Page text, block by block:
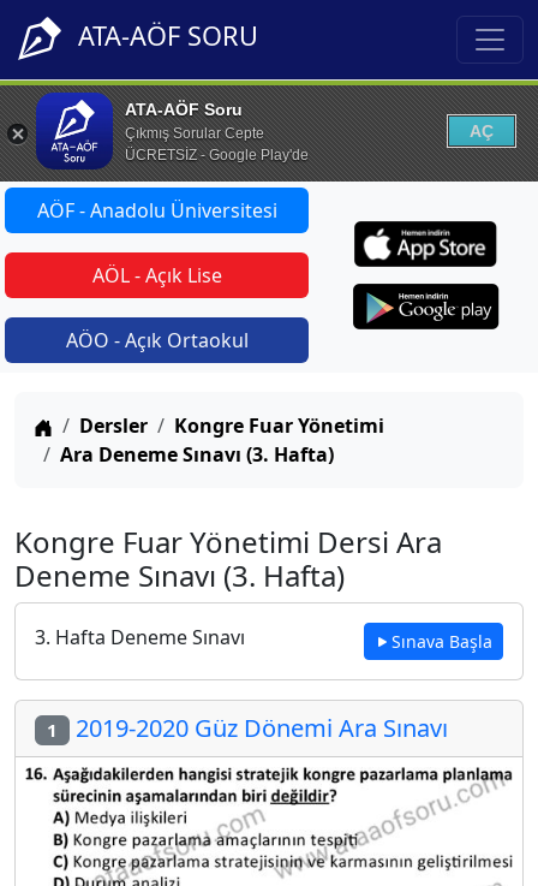
ATA-AÖF SORU
ATA-AÖF Soru
Çıkmış Sorular Cepte
ÜCRETSİZ - Google Play'de
AÇ
AÖF - Anadolu Üniversitesi
AÖL - Açık Lise
AÖO - Açık Ortaokul
Anasayfa
Dersler
Kongre Fuar Yönetimi
Ara Deneme Sınavı (3. Hafta)
Kongre Fuar Yönetimi Dersi Ara
Deneme Sınavı (3. Hafta)
3. Hafta Deneme Sınavı Sınava Başla
1 2019-2020 Güz Dönemi Ara Sınavı